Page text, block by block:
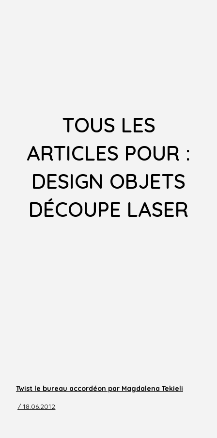
TOUS LES
ARTICLES POUR :
DESIGN OBJETS
DÉCOUPE LASER
Twist le bureau accordéon par Magdalena Tekieli
/ 18.06.2012